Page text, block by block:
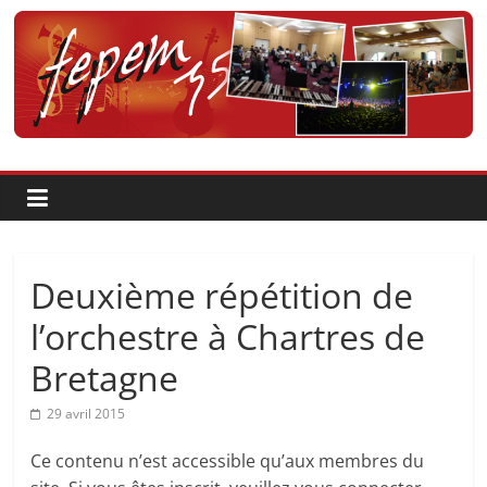
Passer
contenu
Fédération
pour
la
Pratique
et
l'Enseignement
Artistique
Deuxième répétition de
l’orchestre à Chartres de
Bretagne
29 avril 2015
Ce contenu n’est accessible qu’aux membres du